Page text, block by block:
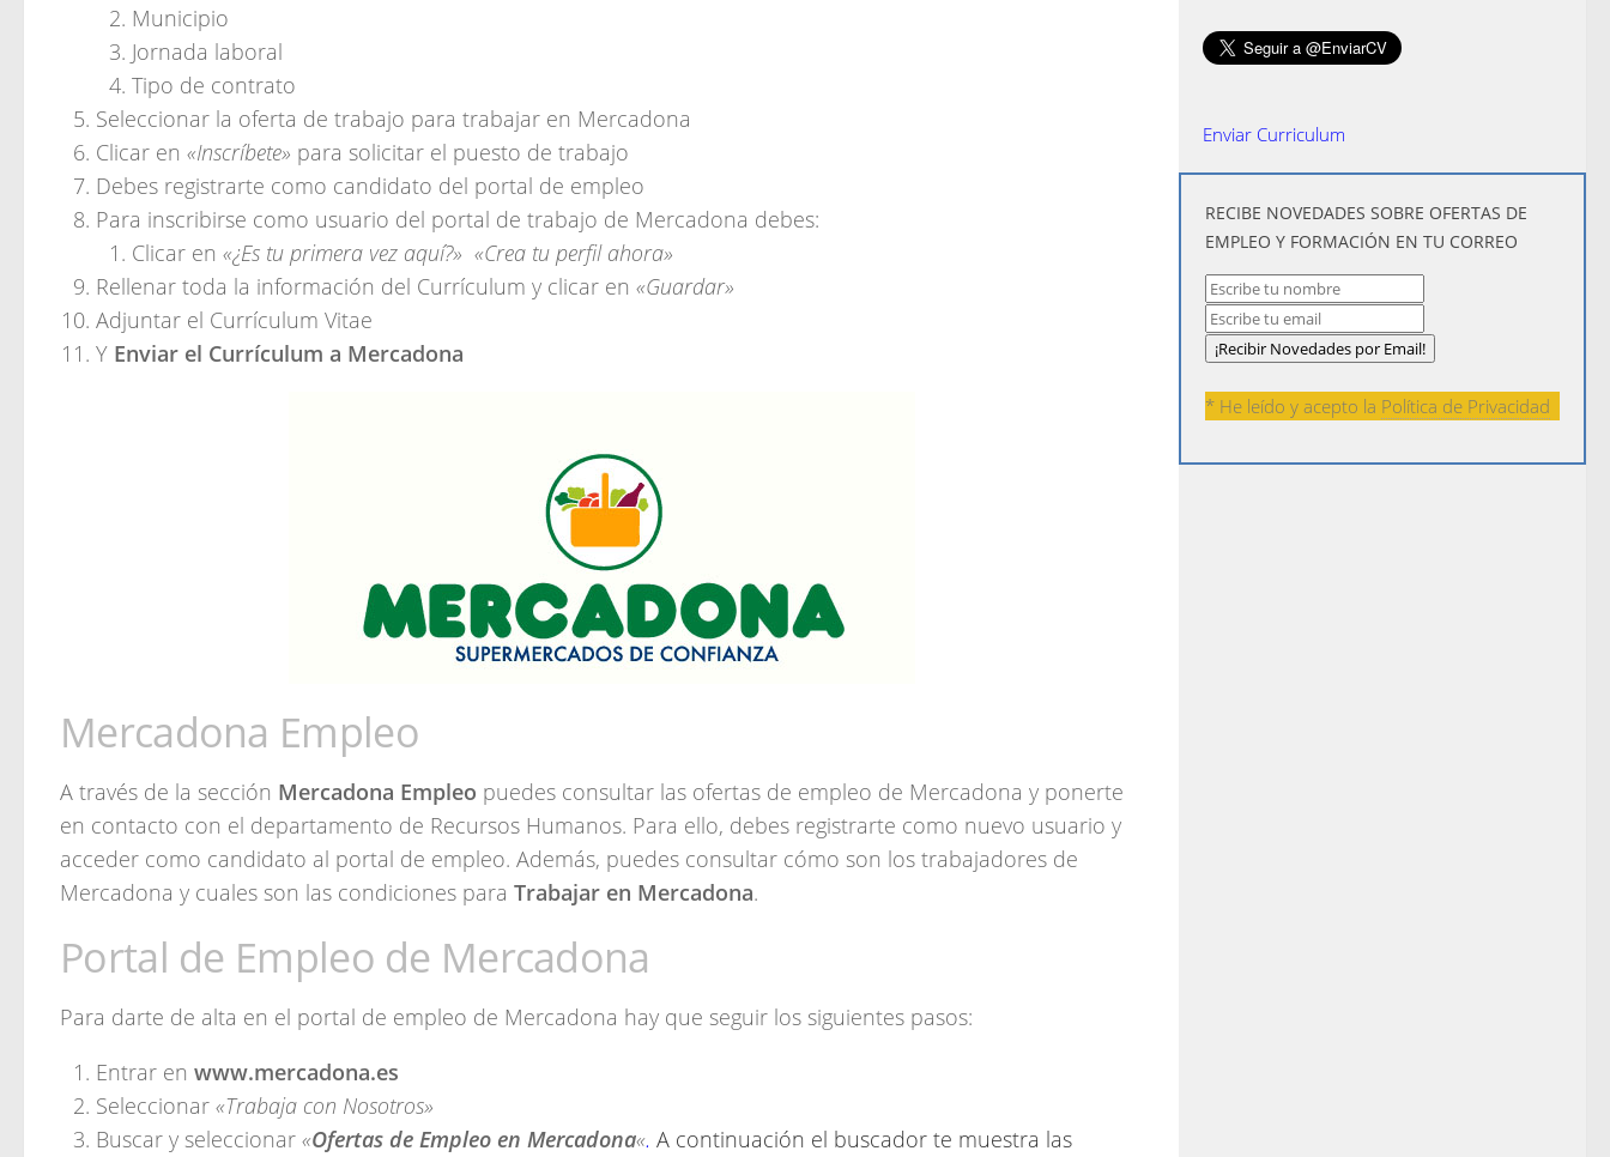
Municipio
Jornada laboral
Tipo de contrato
Seleccionar la oferta de trabajo para trabajar en Mercadona
Clicar en «Inscríbete» para solicitar el puesto de trabajo
Debes registrarte como candidato del portal de empleo
Para inscribirse como usuario del portal de trabajo de Mercadona debes:
Clicar en «¿Es tu primera vez aquí?» «Crea tu perfil ahora»
Rellenar toda la información del Currículum y clicar en «Guardar»
Adjuntar el Currículum Vitae
Y Enviar el Currículum a Mercadona
Mercadona Empleo
A través de la sección Mercadona Empleo puedes consultar las ofertas de empleo de Mercadona y ponerte
en contacto con el departamento de Recursos Humanos. Para ello, debes registrarte como nuevo usuario y
acceder como candidato al portal de empleo. Además, puedes consultar cómo son los trabajadores de
Mercadona y cuales son las condiciones para Trabajar en Mercadona.
Portal de Empleo de Mercadona
Para darte de alta en el portal de empleo de Mercadona hay que seguir los siguientes pasos:
Entrar en www.mercadona.es
Seleccionar «Trabaja con Nosotros»
Buscar y seleccionar «Ofertas de Empleo en Mercadona«. A continuación el buscador te muestra las
Enviar Curriculum
​RECIBE NOVEDADES SOBRE OFERTAS DE
EMPLEO Y FORMACIÓN EN TU CORREO
* He leído y acepto la Política de Privacidad